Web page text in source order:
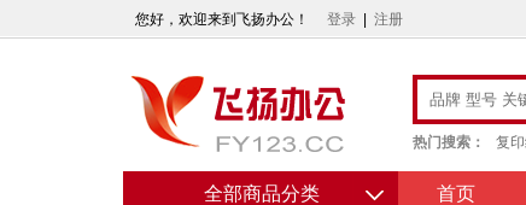
您好，欢迎来到飞扬办公！ 登录 注册
热门搜索： 复
全部商品分类 首页